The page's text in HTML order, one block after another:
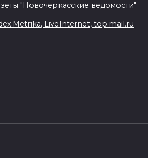
"Новочеркасские ведомости"
LiveInternet, top.mail.ru